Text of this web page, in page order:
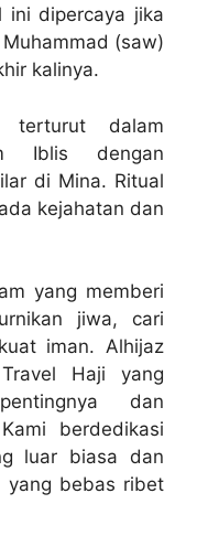
ini dipercaya jika
(saw)
kalinya.
terturut dalam
Iblis dengan
di Mina. Ritual
kejahatan dan
yang memberi
jiwa, cari
iman. Alhijaz
Haji yang
dan
berdedikasi
luar biasa dan
yang bebas ribet